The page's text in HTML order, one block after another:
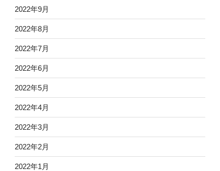
2022年9月
2022年8月
2022年7月
2022年6月
2022年5月
2022年4月
2022年3月
2022年2月
2022年1月